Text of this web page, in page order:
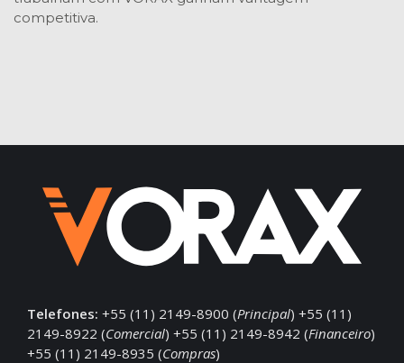
competitiva.
Telefones: +55 (11) 2149-8900 (Principal) +55 (11)
2149-8922 (Comercial) +55 (11) 2149-8942 (Financeiro)
+55 (11) 2149-8935 (Compras)